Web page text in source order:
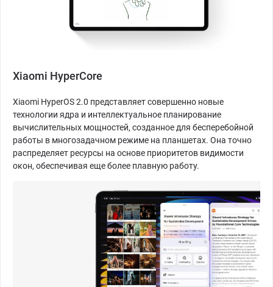
Xiaomi HyperCore
Xiaomi HyperOS 2.0 представляет совершенно новые
технологии ядра и интеллектуальное планирование
вычислительных мощностей, созданное для бесперебойной
работы в многозадачном режиме на планшетах. Она точно
распределяет ресурсы на основе приоритетов видимости
окон, обеспечивая еще более плавную работу.